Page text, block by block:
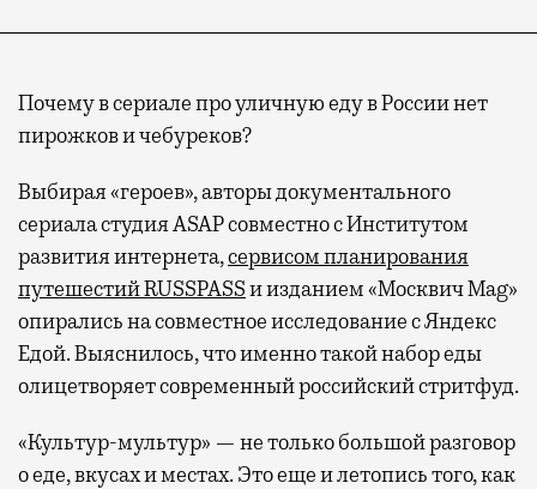
Почему в сериале про уличную еду в России нет
пирожков и чебуреков?
Выбирая «героев», авторы документального
сериала студия ASAP совместно с Институтом
развития интернета,сервисом планирования
путешестий RUSSPASSи изданием «Москвич Mag»
опирались на совместное исследование с Яндекс
Едой. Выяснилось, что именно такой набор еды
олицетворяет современный российский стритфуд.
«Культур-мультур» — не только большой разговор
о еде, вкусах и местах. Это еще и летопись того, как